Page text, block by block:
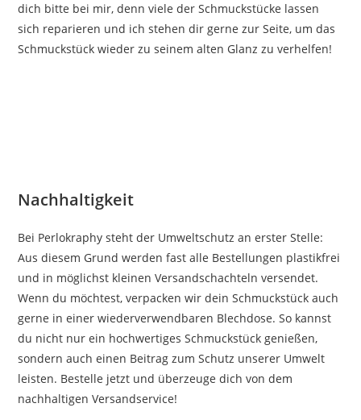
dich bitte bei mir, denn viele der Schmuckstücke lassen
sich reparieren und ich stehen dir gerne zur Seite, um das
Schmuckstück wieder zu seinem alten Glanz zu verhelfen!
Nachhaltigkeit
Bei Perlokraphy steht der Umweltschutz an erster Stelle:
Aus diesem Grund werden fast alle Bestellungen plastikfrei
und in möglichst kleinen Versandschachteln versendet.
Wenn du möchtest, verpacken wir dein Schmuckstück auch
gerne in einer wiederverwendbaren Blechdose. So kannst
du nicht nur ein hochwertiges Schmuckstück genießen,
sondern auch einen Beitrag zum Schutz unserer Umwelt
leisten. Bestelle jetzt und überzeuge dich von dem
nachhaltigen Versandservice!